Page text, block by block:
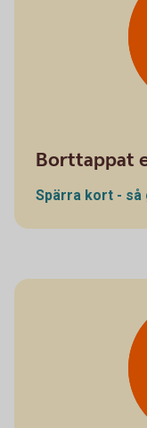
Borttappat
Spärra kort - så